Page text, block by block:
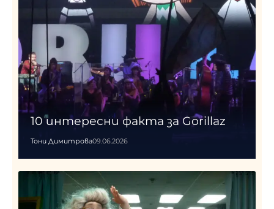
10 интересни факта за Gorillaz
Тони Димитрова09.06.2026